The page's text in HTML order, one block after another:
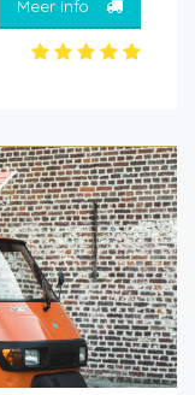
Meer info